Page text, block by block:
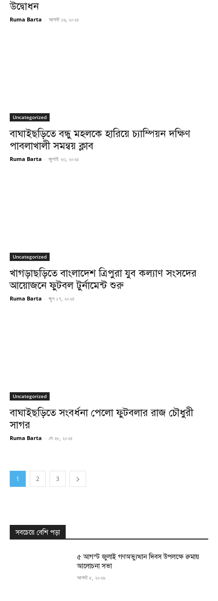
উদ্বোধন
Ruma Barta - আগস্ট ১৬, ২০২৫
Uncategorized
বাঘাইছড়িতে বন্ধু মহলকে হারিয়ে চ্যাম্পিয়ন দক্ষিণ
পাবলাখালী সমন্বয় ক্লাব
Ruma Barta - জুলাই ২৩, ২০২৫
Uncategorized
খাগড়াছড়িতে বাংলাদেশ ত্রিপুরা যুব কল্যাণ সংসদের
আয়োজনে ফুটবল টুর্নামেন্ট শুরু
Ruma Barta - জুন ১৭, ২০২৫
Uncategorized
বাঘাইছড়িতে সংবর্ধনা পেলো ফুটবলার রাজ চৌধুরী
সাগর
Ruma Barta - মে ২৮, ২০২৫
1 2 3
সবচেয়ে বেশি পড়া
৫ আগস্ট জুলাই গণঅভ্যুত্থান দিবস উপলক্ষে রুমায়
আলোচনা সভা
আগস্ট ৫, ২০২৬